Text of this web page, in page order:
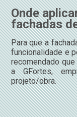
Onde
fachadas
Para que a
funcionalidade e
recomendado
a GFortes,
projeto/obra.